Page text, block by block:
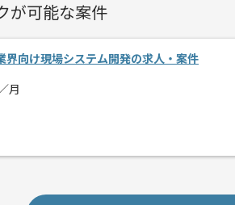
Pythonを用いた開発経験を活かしたい
が可能な案件
界向け現場システム開発の求人・案件
月